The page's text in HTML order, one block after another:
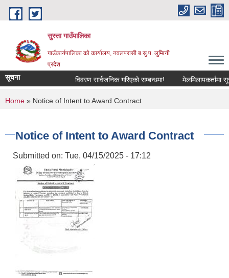
Skip to main content
सुस्ता गाउँपालिका
गाउँकार्यपालिका काे कार्यालय, नवलपरासी ब.सु.प. लुम्बिनी
प्रदेश
सूचना विवरण सार्वजनिक गरिएको सम्बन्धमा! मेलमिलापकर्तामा
You are here
Home » Notice of Intent to Award Contract
Notice of Intent to Award Contract
Submitted on: Tue, 04/15/2025 - 17:12